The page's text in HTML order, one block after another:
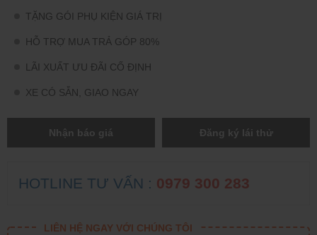
TẶNG GÓI PHỤ KIỆN GIÁ TRỊ
HỖ TRỢ MUA TRẢ GÓP 80%
LÃI XUẤT ƯU ĐÃI CỐ ĐỊNH
XE CÓ SẴN, GIAO NGAY
Nhận báo giá Đăng ký lái thử
HOTLINE TƯ VẤN : 0979 300 283
LIÊN HỆ NGAY VỚI CHÚNG TÔI